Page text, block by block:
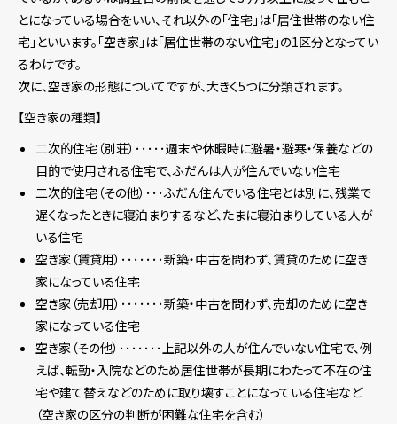
とになっている場合をいい、それ以外の「住宅」は「居住世帯のない住
宅」といいます。「空き家」は「居住世帯のない住宅」の1区分となってい
るわけです。
次に、空き家の形態についてですが、大きく5つに分類されます。
【空き家の種類】
二次的住宅（別荘）･････週末や休暇時に避暑・避寒・保養などの
目的で使用される住宅で、ふだんは人が住んでいない住宅
二次的住宅（その他）･･･ふだん住んでいる住宅とは別に、残業で
遅くなったときに寝泊まりするなど、たまに寝泊まりしている人が
いる住宅
空き家（賃貸用）･･･････新築・中古を問わず、賃貸のために空き
家になっている住宅
空き家（売却用）･･･････新築・中古を問わず、売却のために空き
家になっている住宅
空き家（その他）･･･････上記以外の人が住んでいない住宅で、例
えば、転勤・入院などのため居住世帯が長期にわたって不在の住
宅や建て替えなどのために取り壊すことになっている住宅など
（空き家の区分の判断が困難な住宅を含む）